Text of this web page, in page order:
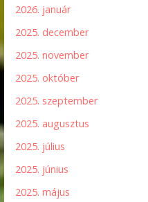
2026. január
2025. december
2025. november
2025. október
2025. szeptember
2025. augusztus
2025. július
2025. június
2025. május